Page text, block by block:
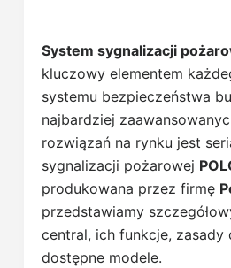
System sygnalizacji
kluczowy elementem
systemu bezpieczeństwa
najbardziej
rozwiązań na rynku jest
sygnalizacji pożarowej
produkowana przez firmę
przedstawiamy
central, ich funkcje, zasady
dostępne modele.